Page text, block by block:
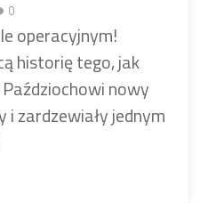
0
operacyjnym!
historię tego, jak
nowy
i zardzewiały jednym